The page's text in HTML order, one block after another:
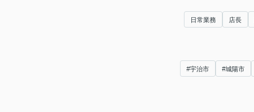
日常業務 店長
#宇治市 #城陽市